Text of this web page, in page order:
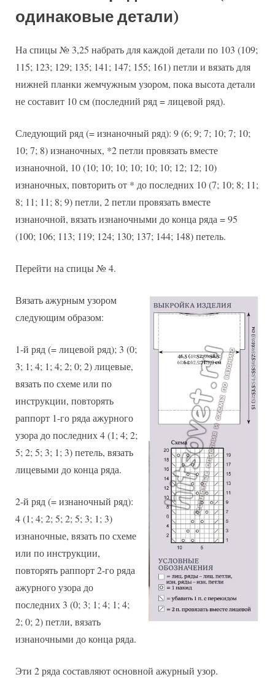
одинаковые детали)
На спицы № 3,25 набрать для каждой детали по 103 (109;
115; 123; 129; 135; 141; 147; 155; 161) петли и вязать для
нижней планки жемчужным узором, пока высота детали
не составит 10 см (последний ряд = лицевой ряд).
Следующий ряд (= изнаночный ряд): 9 (6; 9; 7; 10; 7; 10;
10; 7; 8) изнаночных, *2 петли провязать вместе
изнаночной, 10 (10; 10; 10; 10; 10; 10; 12; 12; 10)
изнаночных, повторить от * до последних 10 (7; 10; 8; 11;
8; 11; 11; 8; 9) петли, 2 петли провязать вместе
изнаночной, вязать изнаночными до конца ряда = 95
(100; 106; 113; 119; 124; 130; 137; 144; 148) петель.
Перейти на спицы № 4.
Вязать ажурным узором
следующим образом:
1-й ряд (= лицевой ряд); 3 (0;
3; 1; 4; 1; 4; 2; 0; 2) лицевые,
вязать по схеме или по
инструкции, повторять
раппорт 1-го ряда ажурного
узора до последних 4 (1; 4; 2;
5; 2; 5; 3; 1; 3) петель, вязать
лицевыми до конца ряда.
2-й ряд (= изнаночный ряд):
4 (1; 4; 2; 5; 2; 5; 3; 1; 3)
изнаночные, вязать по схеме
или по инструкции,
повторять раппорт 2-го ряда
ажурного узора до
последних 3 (0; 3; 1; 4; 1; 4;
2; 0; 2) петли, вязать
изнаночными до конца ряда.
Эти 2 ряда составляют основной ажурный узор.